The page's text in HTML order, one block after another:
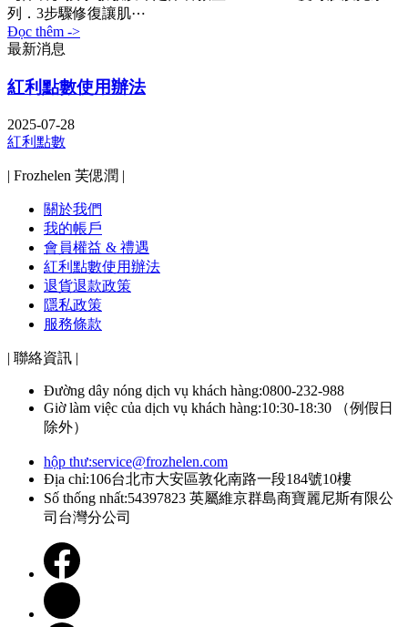
列．3步驟修復讓肌⋯
Đọc thêm ->
最新消息
紅利點數使用辦法
2025-07-28
紅利點數
| Frozhelen 芙偲潤 |
關於我們
我的帳戶
會員權益 & 禮遇
紅利點數使用辦法
退貨退款政策
隱私政策
服務條款
| 聯絡資訊 |
Đường dây nóng dịch vụ khách hàng:0800-232-988
Giờ làm việc của dịch vụ khách hàng:10:30-18:30 （例假日
除外）
hộp thư:service@frozhelen.com
Địa chỉ:106台北市大安區敦化南路一段184號10樓
Số thống nhất:54397823 英屬維京群島商寶麗尼斯有限公
司台灣分公司